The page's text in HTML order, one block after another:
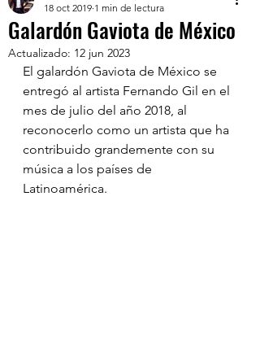
Galardón Gaviota de México
18 oct 2019 1 min de lectura
Actualizado: 12 jun 2023
El galardón Gaviota de México se
entregó al artista Fernando Gil en el
mes de julio del año 2018, al
reconocerlo como un artista que ha
contribuido grandemente con su
música a los países de
Latinoamérica.